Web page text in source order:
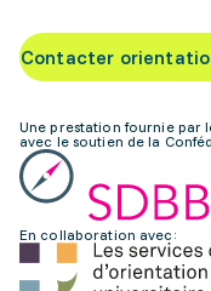
Contacter
Une prestation fournie par
avec le soutien de la
En collaboration avec: